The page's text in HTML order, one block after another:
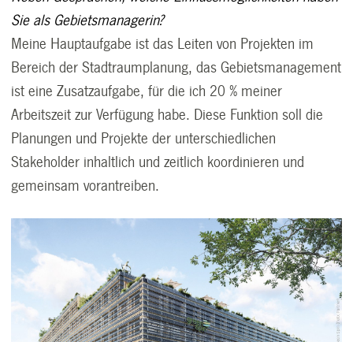
Sie als Gebietsmanagerin?
Meine Hauptaufgabe ist das Leiten von Projekten im
Bereich der Stadtraumplanung, das Gebietsmanagement
ist eine Zusatzaufgabe, für die ich 20 % meiner
Arbeitszeit zur Verfügung habe. Diese Funktion soll die
Planungen und Projekte der unterschiedlichen
Stakeholder inhaltlich und zeitlich koordinieren und
gemeinsam vorantreiben.